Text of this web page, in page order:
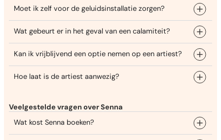
Moet ik zelf voor de geluidsinstallatie zorgen?
Wat gebeurt er in het geval van een calamiteit?
Kan ik vrijblijvend een optie nemen op een artiest?
Hoe laat is de artiest aanwezig?
Veelgestelde vragen over Senna
Wat kost Senna boeken?